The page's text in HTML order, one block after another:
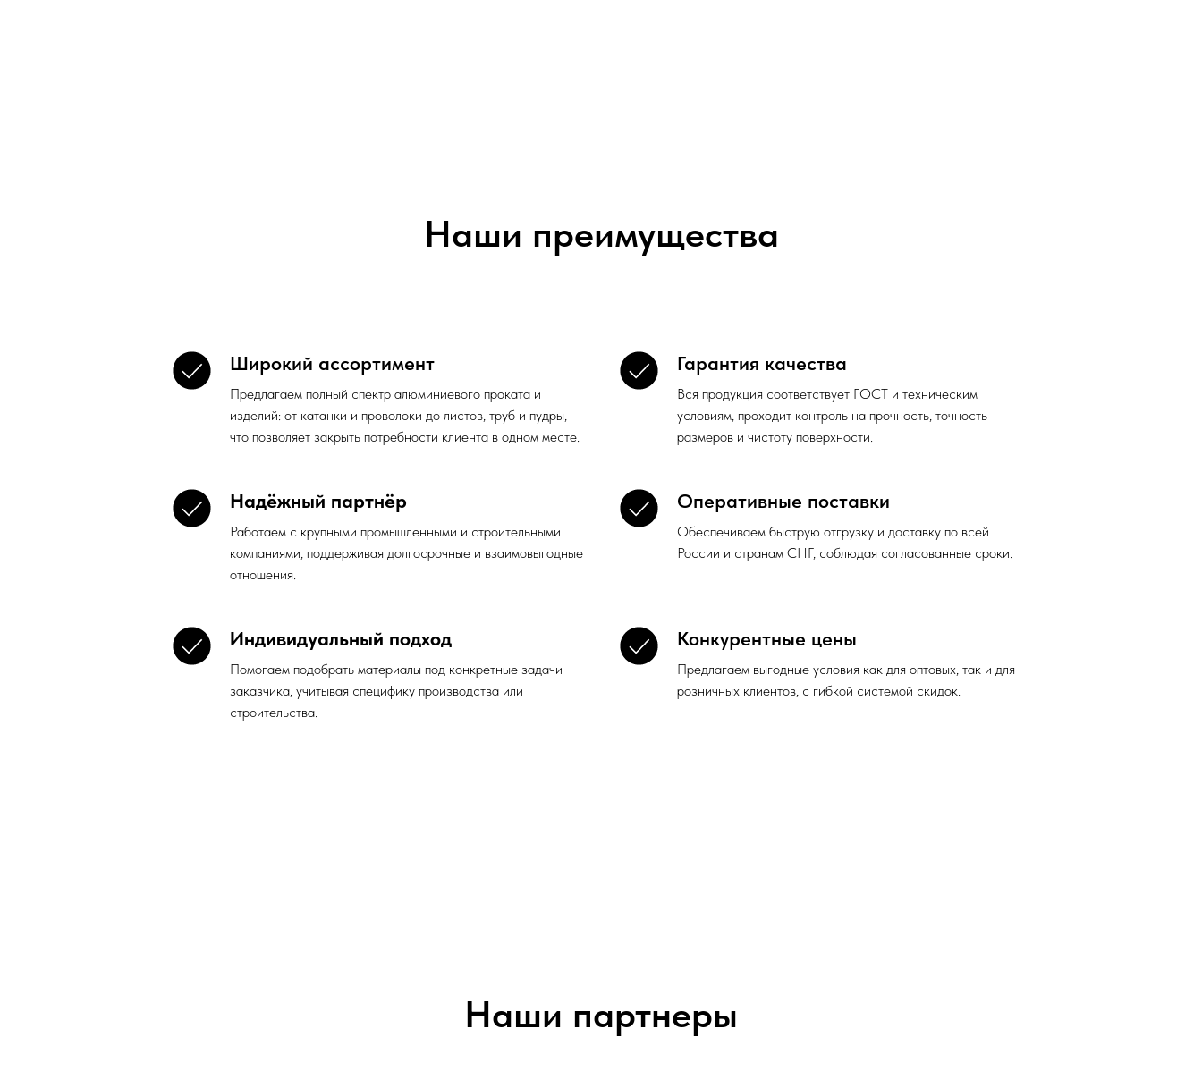
Наши преимущества
Широкий ассортимент
Предлагаем полный спектр алюминиевого проката и
изделий: от катанки и проволоки до листов, труб и пудры,
что позволяет закрыть потребности клиента в одном месте.
Гарантия качества
Вся продукция соответствует ГОСТ и техническим
условиям, проходит контроль на прочность, точность
размеров и чистоту поверхности.
Надёжный партнёр
Работаем с крупными промышленными и строительными
компаниями, поддерживая долгосрочные и взаимовыгодные
отношения.
Оперативные поставки
Обеспечиваем быструю отгрузку и доставку по всей
России и странам СНГ, соблюдая согласованные сроки.
Индивидуальный подход
Помогаем подобрать материалы под конкретные задачи
заказчика, учитывая специфику производства или
строительства.
Конкурентные цены
Предлагаем выгодные условия как для оптовых, так и для
розничных клиентов, с гибкой системой скидок.
Наши партнеры